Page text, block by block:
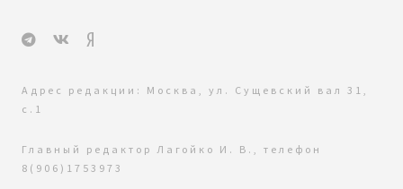
Адрес редакции: Москва, ул. Сущевский вал 31,
с.1
Главный редактор Лагойко И. В., телефон
8(906)1753973